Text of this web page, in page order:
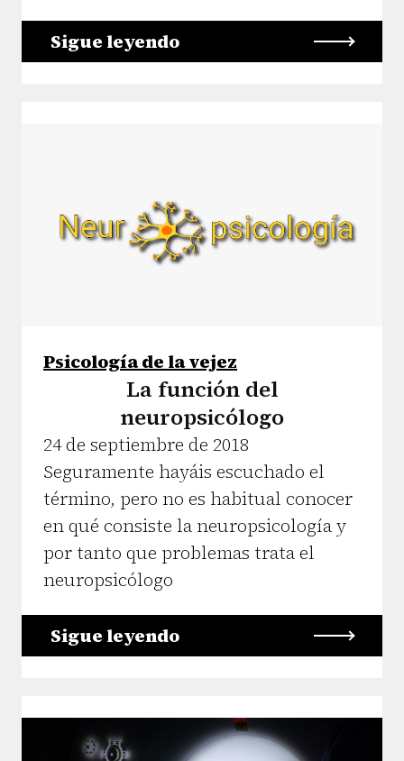
Sigue leyendo
Psicología de la vejez
La función del
neuropsicólogo
24 de septiembre de 2018
Seguramente hayáis escuchado el
término, pero no es habitual conocer
en qué consiste la neuropsicología y
por tanto que problemas trata el
neuropsicólogo
Sigue leyendo